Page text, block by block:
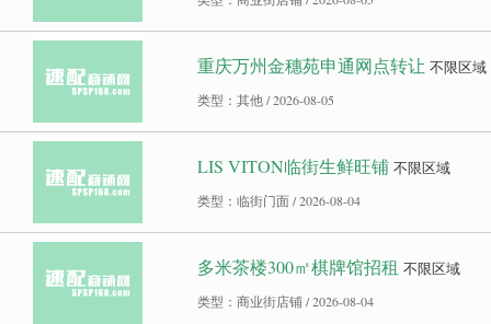
重庆万州金穗苑申通网点转让 不限区域
类型：其他 / 2026-08-05
LIS VITON临街生鲜旺铺 不限区域
类型：临街门面 / 2026-08-04
多米茶楼300㎡棋牌馆招租 不限区域
类型：商业街店铺 / 2026-08-04